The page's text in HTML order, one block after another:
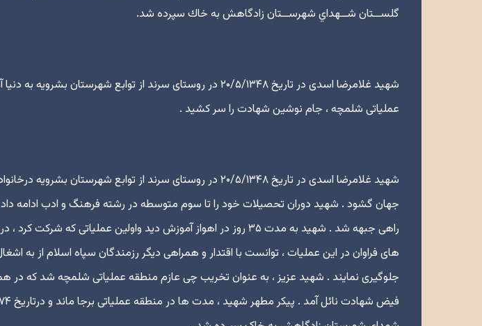
گلســتان شــهداي شهرســتان زادگاهش به خاك سپرده شد.
عملیاتی شلمچه ، جام نوشین شهادت را سر کشید .
شهید غلامرضا اسدی در تاریخ ۲۰/۵/۱۳۴۸ در روستای سرند از توابع
جهان گشود . شهید دوران تحصیلات خود را تا سوم متوسطه در رشته فرهنگ و ادب ادامه داد .
راهی جبهه شد . شهید به مدت ۳۵ روز در اهواز آموزش دید واولین عملیاتی
های فراوان در این عملیات ، توانست با اقتدار و همراهی دیگر رزمندگان سپاه اسلام از به